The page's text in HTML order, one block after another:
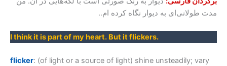
مدت طولانی‌ای به دیوار نگاه کرده ام..
I think it is part of my heart. But it flickers.
flicker: (of light or a source of light) shine unsteadily; vary